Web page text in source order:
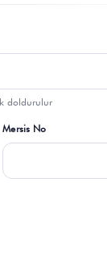
doldurulur
Mersis No